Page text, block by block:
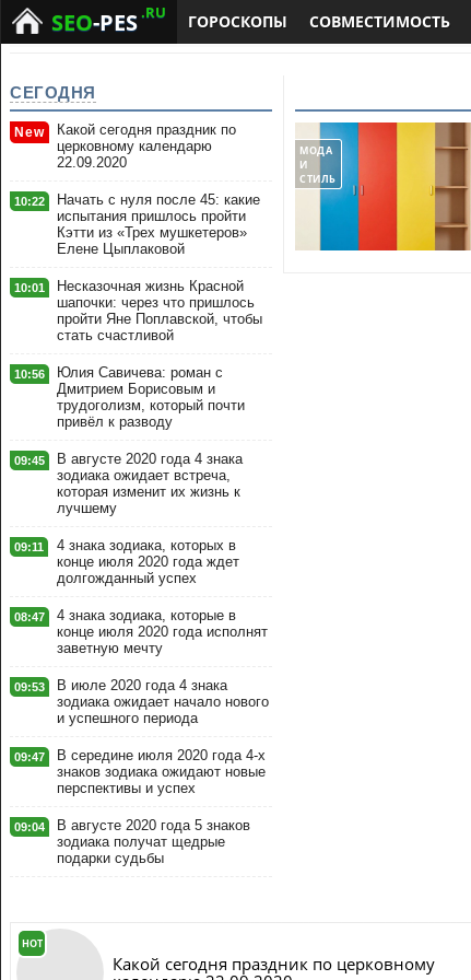
SEO-PES.RU ГОРОСКОПЫ СОВМЕСТИМОСТЬ
СЕГОДНЯ
New
Какой сегодня праздник по
церковному календарю
22.09.2020
10:22
Начать с нуля после 45: какие
испытания пришлось пройти
Кэтти из «Трех мушкетеров»
Елене Цыплаковой
10:01
Несказочная жизнь Красной
шапочки: через что пришлось
пройти Яне Поплавской, чтобы
стать счастливой
10:56
Юлия Савичева: роман с
Дмитрием Борисовым и
трудоголизм, который почти
привёл к разводу
09:45
В августе 2020 года 4 знака
зодиака ожидает встреча,
которая изменит их жизнь к
лучшему
09:11
4 знака зодиака, которых в
конце июля 2020 года ждет
долгожданный успех
08:47
4 знака зодиака, которые в
конце июля 2020 года исполнят
заветную мечту
09:53
В июле 2020 года 4 знака
зодиака ожидает начало нового
и успешного периода
09:47
В середине июля 2020 года 4-х
знаков зодиака ожидают новые
перспективы и успех
09:04
В августе 2020 года 5 знаков
зодиака получат щедрые
подарки судьбы
МОДА
И
СТИЛЬ
HOT
Какой сегодня праздник по церковному